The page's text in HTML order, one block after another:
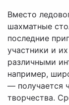
Вместо
шахматные
последние
участники и
различными
например,
— получается
творчества.